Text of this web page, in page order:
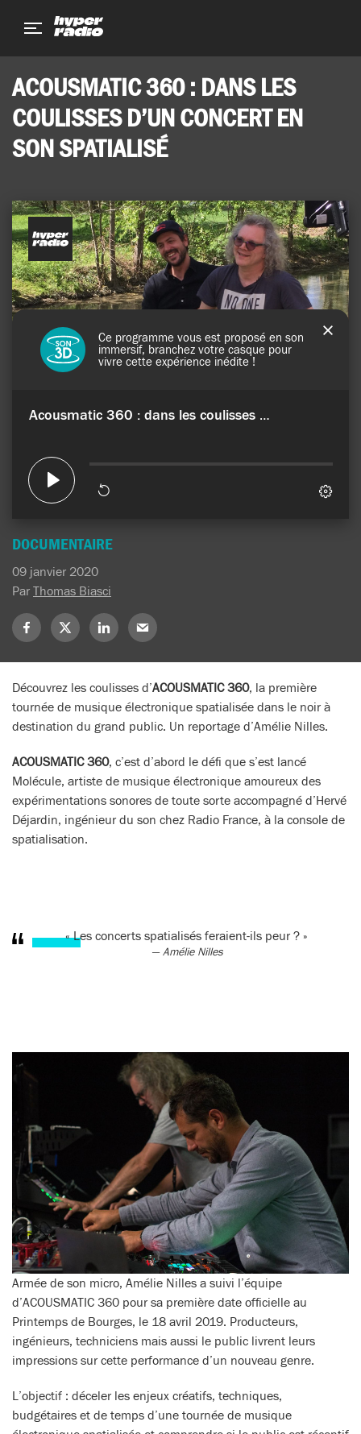
page
ACOUSMATIC 360 : DANS LES
COULISSES D’UN CONCERT EN
SON SPATIALISÉ
DOCUMENTAIRE
09 janvier 2020
Par Thomas Biasci
Partagez
sur
Facebook
Partagez
sur
X
(Twitter)
Partagez
sur
LinkedIn
Partagez
sur
Mail
Découvrez les coulisses d’ACOUSMATIC 360, la première
tournée de musique électronique spatialisée dans le noir à
destination du grand public. Un reportage d’Amélie Nilles.
ACOUSMATIC 360, c’est d’abord le défi que s’est lancé
Molécule, artiste de musique électronique amoureux des
expérimentations sonores de toute sorte accompagné d’Hervé
Déjardin, ingénieur du son chez Radio France, à la console de
spatialisation.
« Les concerts spatialisés feraient-ils peur ? »
Amélie Nilles
Armée de son micro, Amélie Nilles a suivi l’équipe
d’ACOUSMATIC 360 pour sa première date officielle au
Printemps de Bourges, le 18 avril 2019. Producteurs,
ingénieurs, techniciens mais aussi le public livrent leurs
impressions sur cette performance d’un nouveau genre.
L’objectif : déceler les enjeux créatifs, techniques,
budgétaires et de temps d’une tournée de musique